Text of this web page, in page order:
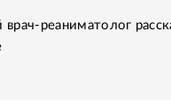
реаниматолог